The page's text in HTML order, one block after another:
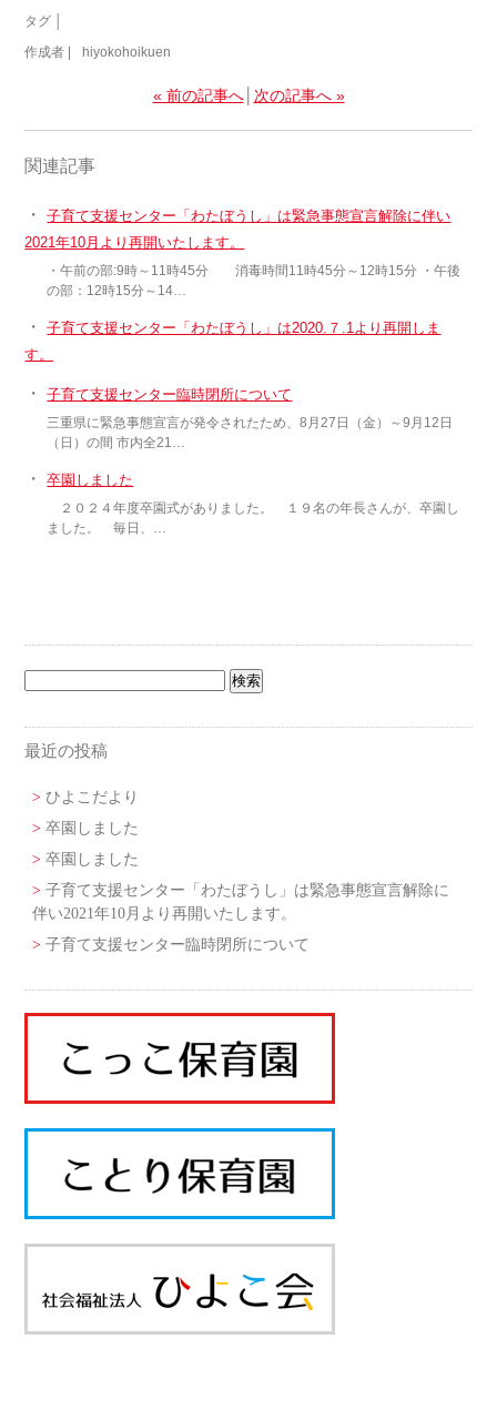
タグ │
作成者 |
hiyokohoikuen
« 前の記事へ│ 次の記事へ »
関連記事
・子育て支援センター「わたぼうし」は緊急事態宣言解除に伴い
2021年10月より再開いたします。
・午前の部:9時～11時45分 消毒時間11時45分～12時15分 ・午後
の部：12時15分～14…
・子育て支援センター「わたぼうし」は2020.７.1より再開しま
す。
・子育て支援センター臨時閉所について
三重県に緊急事態宣言が発令されたため、8月27日（金）～9月12日
（日）の間 市内全21…
・卒園しました
２０２４年度卒園式がありました。 １９名の年長さんが、卒園し
ました。 毎日、…
最近の投稿
ひよこだより
卒園しました
卒園しました
子育て支援センター「わたぼうし」は緊急事態宣言解除に
伴い2021年10月より再開いたします。
子育て支援センター臨時閉所について